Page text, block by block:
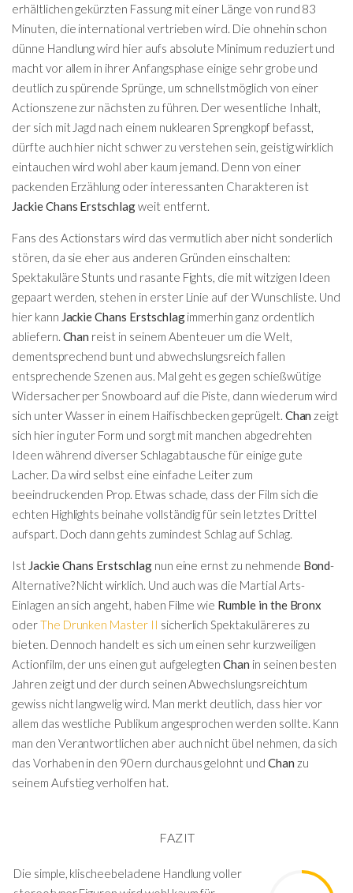
erhältlichen gekürzten Fassung mit einer Länge von rund 83
Minuten, die international vertrieben wird. Die ohnehin schon
dünne Handlung wird hier aufs absolute Minimum reduziert und
macht vor allem in ihrer Anfangsphase einige sehr grobe und
deutlich zu spürende Sprünge, um schnellstmöglich von einer
Actionszene zur nächsten zu führen. Der wesentliche Inhalt,
der sich mit Jagd nach einem nuklearen Sprengkopf befasst,
dürfte auch hier nicht schwer zu verstehen sein, geistig wirklich
eintauchen wird wohl aber kaum jemand. Denn von einer
packenden Erzählung oder interessanten Charakteren ist
Jackie Chans Erstschlagweit entfernt.
Fans des Actionstars wird das vermutlich aber nicht sonderlich
stören, da sie eher aus anderen Gründen einschalten:
Spektakuläre Stunts und rasante Fights, die mit witzigen Ideen
gepaart werden, stehen in erster Linie auf der Wunschliste. Und
hier kann Jackie Chans Erstschlagimmerhin ganz ordentlich
abliefern. Chan reist in seinem Abenteuer um die Welt,
dementsprechend bunt und abwechslungsreich fallen
entsprechende Szenen aus. Mal geht es gegen schießwütige
Widersacher per Snowboard auf die Piste, dann wiederum wird
sich unter Wasser in einem Haifischbecken geprügelt. Chanzeigt
sich hier in guter Form und sorgt mit manchen abgedrehten
Ideen während diverser Schlagabtausche für einige gute
Lacher. Da wird selbst eine einfache Leiter zum
beeindruckenden Prop. Etwas schade, dass der Film sich die
echten Highlights beinahe vollständig für sein letztes Drittel
aufspart. Doch dann gehts zumindest Schlag auf Schlag.
Ist Jackie Chans Erstschlagnun eine ernst zu nehmende Bond-
Alternative? Nicht wirklich. Und auch was die Martial Arts-
Einlagen an sich angeht, haben Filme wie Rumble in the Bronx
oderThe Drunken Master II sicherlich Spektakuläreres zu
bieten. Dennoch handelt es sich um einen sehr kurzweiligen
Actionfilm, der uns einen gut aufgelegtenChan in seinen besten
Jahren zeigt und der durch seinen Abwechslungsreichtum
gewiss nicht langwelig wird. Man merkt deutlich, dass hier vor
allem das westliche Publikum angesprochen werden sollte. Kann
man den Verantwortlichen aber auch nicht übel nehmen, da sich
das Vorhaben in den 90ern durchaus gelohnt und Chan zu
seinem Aufstieg verholfen hat.
FAZIT
Die simple, klischeebeladene Handlung voller